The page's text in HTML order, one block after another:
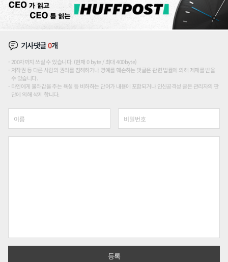
기사댓글0개
200자까지 쓰실 수 있습니다. (현재 0 byte / 최대 400byte)
저작권 등 다른 사람의 권리를 침해하거나 명예를 훼손하는 댓글은 관련 법률에 의해 제재를 받을
수 있습니다.
타인에게 불쾌감을 주는 욕설 등 비하하는 단어가 내용에 포함되거나 인신공격성 글은 관리자의 판
단에 의해 삭제 합니다.